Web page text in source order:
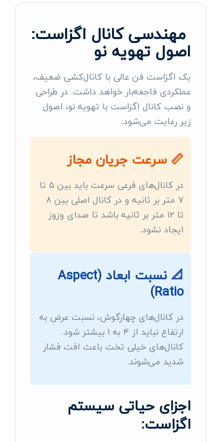
مهندسی کانال اگزاست:
اصول تهویه نو
یک اگزاست فن عالی با کانال‌کشی ضعیف،
عملکردی فاجعه‌بار خواهد داشت. در طراحی
و نصب کانال اگزاست با تهویه نو، اصول
زیر رعایت می‌شود:
📏 سرعت جریان مجاز
در کانال‌های فرعی سرعت باید بین ۵ تا
۷ متر بر ثانیه و در کانال اصلی بین ۸
تا ۱۲ متر بر ثانیه باشد تا صدای وزوز
ایجاد نشود.
📐 نسبت ابعاد (Aspect
Ratio)
در کانال‌های چهارگوش، نسبت عرض به
ارتفاع نباید از ۴ به ۱ بیشتر شود.
کانال‌های خیلی تخت باعث افت فشار
شدید می‌شوند.
اجزای حیاتی سیستم
اگزاست: